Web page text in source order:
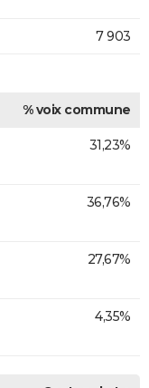
7 903
% voix commune
31,23%
36,76%
27,67%
4,35%